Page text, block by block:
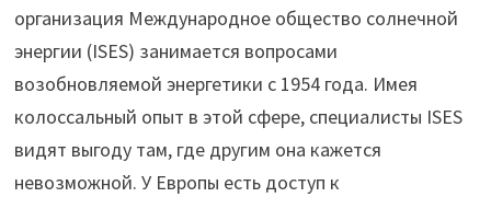
организация Международное общество солнечной
энергии (ISES) занимается вопросами
возобновляемой энергетики с 1954 года. Имея
колоссальный опыт в этой сфере, специалисты ISES
видят выгоду там, где другим она кажется
невозможной. У Европы есть доступ к